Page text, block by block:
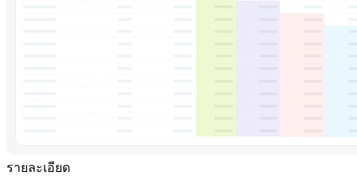
รายละเอียด